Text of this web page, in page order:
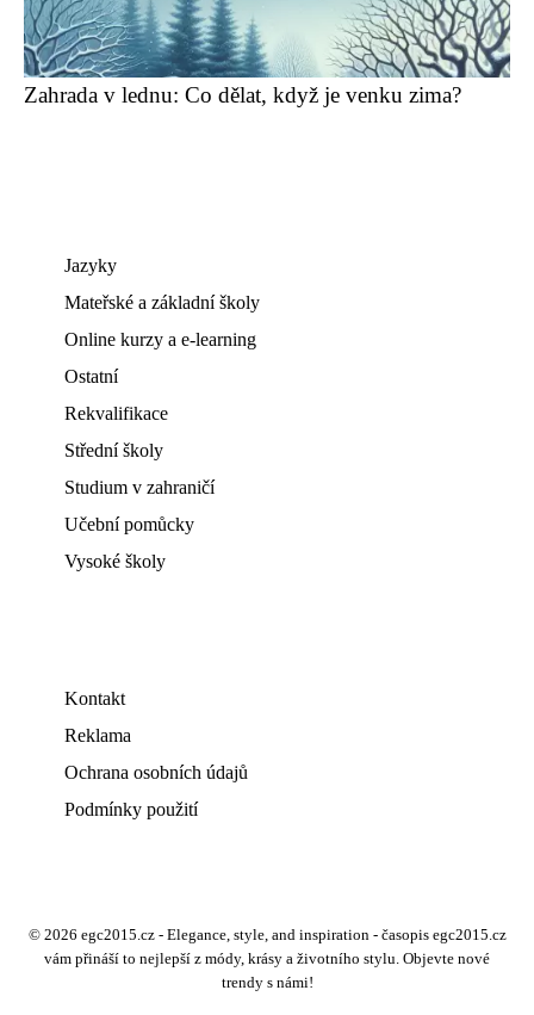
Zahrada v lednu: Co dělat, když je venku zima?
Jazyky
Mateřské a základní školy
Online kurzy a e-learning
Ostatní
Rekvalifikace
Střední školy
Studium v zahraničí
Učební pomůcky
Vysoké školy
Kontakt
Reklama
Ochrana osobních údajů
Podmínky použití
© 2026 egc2015.cz - Elegance, style, and inspiration - časopis egc2015.cz
vám přináší to nejlepší z módy, krásy a životního stylu. Objevte nové
trendy s námi!